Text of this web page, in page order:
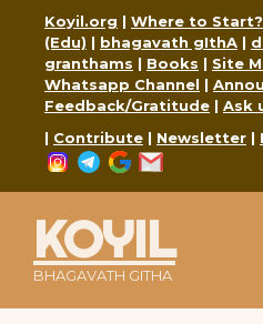
content
Koyil.org | Where to Start?
(Edu) | bhagavath gIthA |
granthams | Books | Site
Whatsapp Channel |
Feedback/Gratitude | Ask
| Contribute | Newsletter |
Instagram
Telegram
Google
KOYIL
BHAGAVATH GITHA